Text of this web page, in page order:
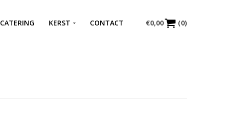
€0,00 (0)
CATERING KERST CONTACT